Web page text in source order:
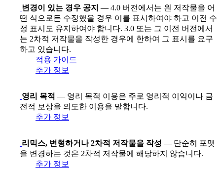
변경이 있는 경우 공지 — 4.0 버전에서는 원 저작물을 어
떤 식으로든 수정했을 경우 이를 표시하여야 하고 이전 수
정 표시도 유지하여야 합니다. 3.0 또는 그 이전 버전에서
는 2차적 저작물을 작성한 경우에 한하여 그 표시를 요구
하고 있습니다.
적용 가이드
추가 정보
영리 목적 — 영리 목적 이용은 주로 영리적 이익이나 금
전적 보상을 의도한 이용을 말합니다.
추가 정보
리믹스, 변형하거나 2차적 저작물을 작성 — 단순히 포맷
을 변경하는 것은 2차적 저작물에 해당하지 않습니다.
추가 정보